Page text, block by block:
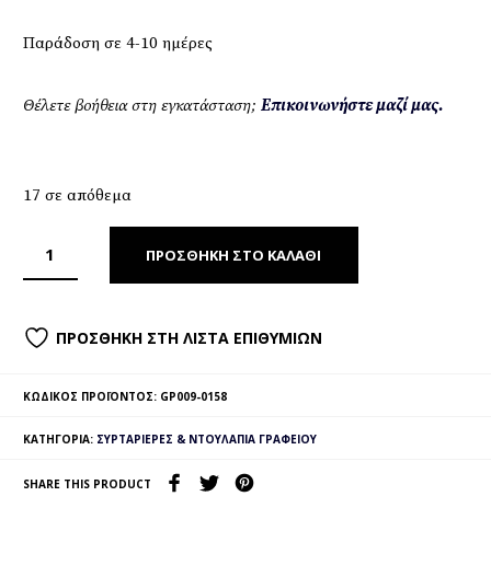
Παράδοση σε 4-10 ημέρες
Θέλετε βοήθεια στη εγκατάσταση; Επικοινωνήστε μαζί μας.
17 σε απόθεμα
ΠΡΟΣΘΉΚΗ ΣΤΟ ΚΑΛΆΘΙ
ΠΡΟΣΘΉΚΗ ΣΤΗ ΛΊΣΤΑ ΕΠΙΘΥΜΙΏΝ
ΚΩΔΙΚΌΣ ΠΡΟΪΌΝΤΟΣ: GP009-0158
ΚΑΤΗΓΟΡΊΑ: ΣΥΡΤΑΡΙΈΡΕΣ & ΝΤΟΥΛΆΠΙΑ ΓΡΑΦΕΊΟΥ
SHARE THIS PRODUCT